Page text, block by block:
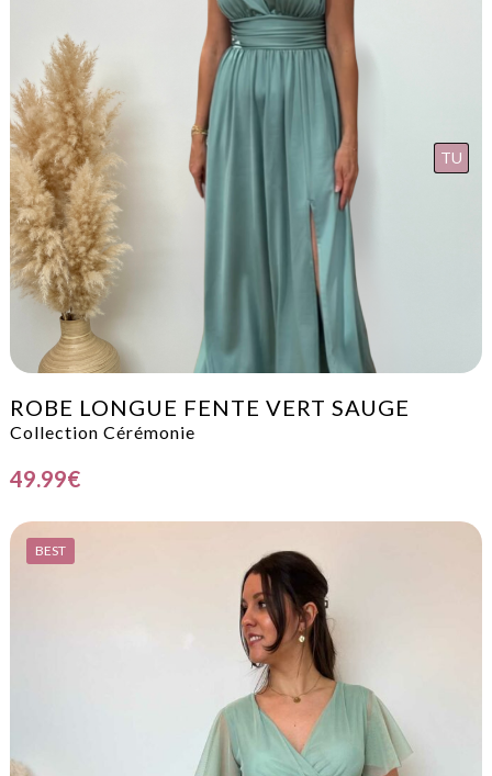
ROBE LONGUE FENTE VERT SAUGE
Collection Cérémonie
TU
49.99€
BEST